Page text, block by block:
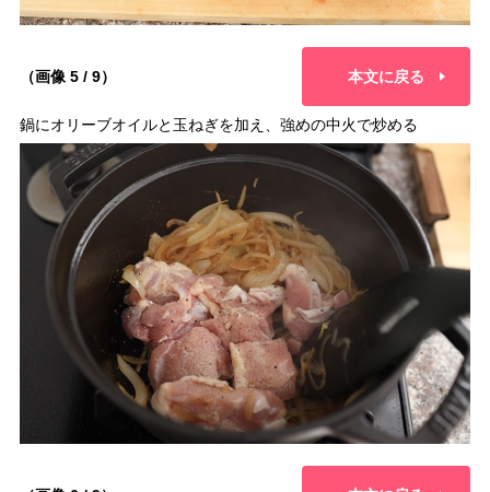
（画像 5 / 9） 本文に戻る
鍋にオリーブオイルと玉ねぎを加え、強めの中火で炒める